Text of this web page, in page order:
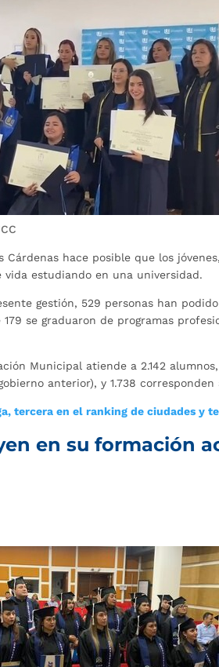
Cárdenas hace posible que los
estudiando en una universidad.
gestión, 529 personas han
se graduaron de programas
Municipal atiende a 2.142
anterior), y 1.738
tercera en el ranking de ciudades y
en su formación